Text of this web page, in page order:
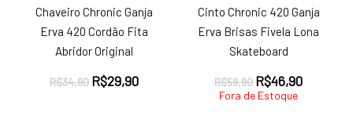
Chaveiro Chronic Ganja
Erva 420 Cordão Fita
Abridor Original
R$34,90 O
R$29,90O
Cinto Chronic 420 Ganja
Erva Brisas Fivela Lona
Skateboard
R$59,90 O
preço
R$46,90O
Fora de Estoque